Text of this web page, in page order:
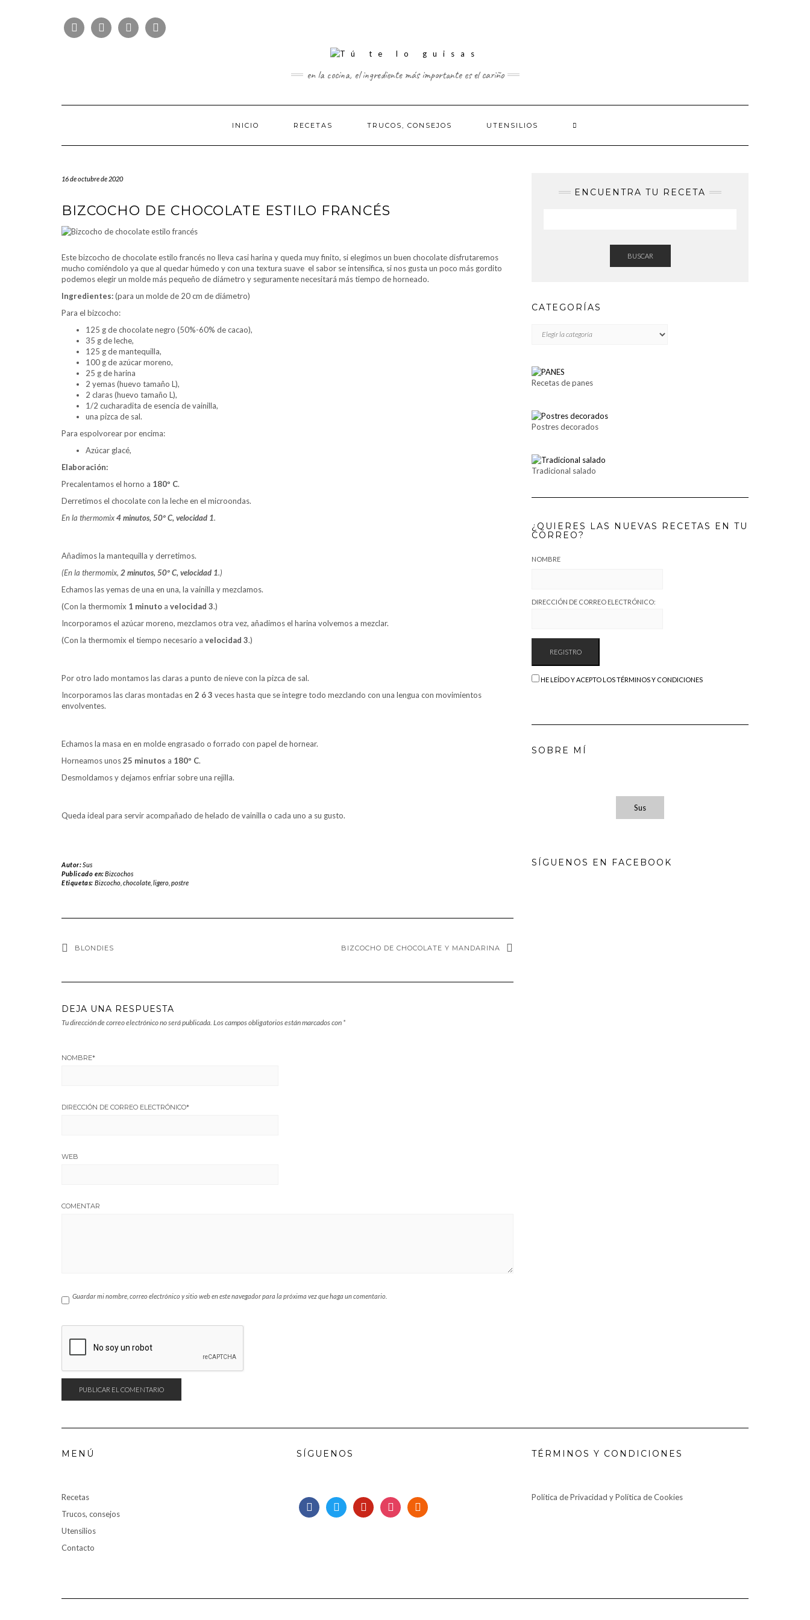
FOLLOW
US
FACEBOOKTWITTERPINTERESTINSTAGRAM
en la cocina, el ingrediente más importante es el cariño
INICIO RECETAS TRUCOS, CONSEJOS UTENSILIOS
16 de octubre de 2020
BIZCOCHO DE CHOCOLATE ESTILO FRANCÉS
Este bizcocho de chocolate estilo francés no lleva casi harina y queda muy finito, si elegimos un buen chocolate disfrutaremos
mucho comiéndolo ya que al quedar húmedo y con una textura suave el sabor se intensifica, si nos gusta un poco más gordito
podemos elegir un molde más pequeño de diámetro y seguramente necesitará más tiempo de horneado.
Ingredientes:(para un molde de 20 cm de diámetro)
Para el bizcocho:
125 g de chocolate negro (50%-60% de cacao),
35 g de leche,
125 g de mantequilla,
100 g de azúcar moreno,
25 g de harina
2 yemas (huevo tamaño L),
2 claras (huevo tamaño L),
1/2 cucharadita de esencia de vainilla,
una pizca de sal.
Para espolvorear por encima:
Azúcar glacé,
Elaboración:
Precalentamos el horno a 180º C.
Derretimos el chocolate con la leche en el microondas.
En la thermomix4 minutos, 50º C, velocidad 1.
Añadimos la mantequilla y derretimos.
(En la thermomix, 2 minutos, 50º C, velocidad 1.)
Echamos las yemas de una en una, la vainilla y mezclamos.
(Con la thermomix 1 minuto a velocidad 3.)
Incorporamos el azúcar moreno, mezclamos otra vez, añadimos el harina volvemos a mezclar.
(Con la thermomix el tiempo necesario a velocidad 3.)
Por otro lado montamos las claras a punto de nieve con la pizca de sal.
Incorporamos las claras montadas en 2 ó 3 veces hasta que se integre todo mezclando con una lengua con movimientos
envolventes.
Echamos la masa en en molde engrasado o forrado con papel de hornear.
Horneamos unos25 minutos a 180º C.
Desmoldamos y dejamos enfriar sobre una rejilla.
Queda ideal para servir acompañado de helado de vainilla o cada uno a su gusto.
Autor:Sus
Publicado en:Bizcochos
Etiquetas: Bizcocho, chocolate, ligero, postre
BLONDIES BIZCOCHO DE CHOCOLATE Y MANDARINA
DEJA UNA RESPUESTA
Tu dirección de correo electrónico no será publicada. Los campos obligatorios están marcados con *
NOMBRE*
DIRECCIÓN DE CORREO ELECTRÓNICO*
WEB
COMENTAR
Guardar mi nombre, correo electrónico y sitio web en este navegador para la próxima vez que haga un comentario.
ENCUENTRA TU RECETA
BUSCAR
CATEGORÍAS
Recetas de panes
Postres decorados
Tradicional salado
¿QUIERES LAS NUEVAS RECETAS EN TU
CORREO?
NOMBRE
DIRECCIÓN DE CORREO ELECTRÓNICO:
HE LEÍDO Y ACEPTO LOS TÉRMINOS Y CONDICIONES
SOBRE MÍ
Sus
SÍGUENOS EN FACEBOOK
MENÚ
Recetas
Trucos, consejos
Utensilios
Contacto
SÍGUENOS
facebooktwitter pinterestinstagramrss
TÉRMINOS Y CONDICIONES
Política de Privacidad y Política de Cookies